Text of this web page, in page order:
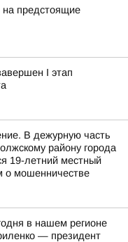
предстоящие
I этап
В дежурную часть
району города
19-летний местный
о мошенничестве
в нашем регионе
— президент